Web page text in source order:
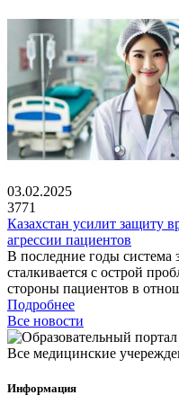
03.02.2025
3771
Казахстан усилит защиту
агрессии пациентов
В последние годы система
сталкивается с острой
стороны пациентов в
Подробнее
Все новости
Все медицинские
Информация